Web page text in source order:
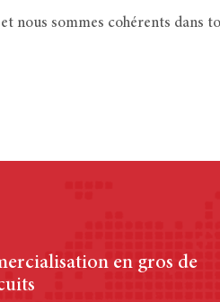
nous sommes cohérents dans
en gros de